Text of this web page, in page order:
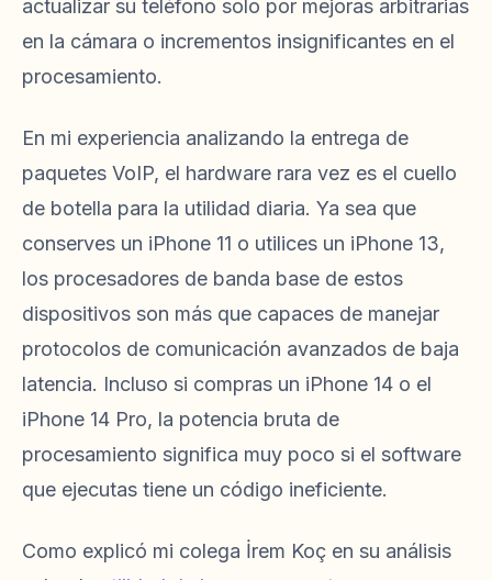
actualizar su teléfono solo por mejoras arbitrarias
en la cámara o incrementos insignificantes en el
procesamiento.
En mi experiencia analizando la entrega de
paquetes VoIP, el hardware rara vez es el cuello
de botella para la utilidad diaria. Ya sea que
conserves un iPhone 11 o utilices un iPhone 13,
los procesadores de banda base de estos
dispositivos son más que capaces de manejar
protocolos de comunicación avanzados de baja
latencia. Incluso si compras un iPhone 14 o el
iPhone 14 Pro, la potencia bruta de
procesamiento significa muy poco si el software
que ejecutas tiene un código ineficiente.
Como explicó mi colega İrem Koç en su análisis